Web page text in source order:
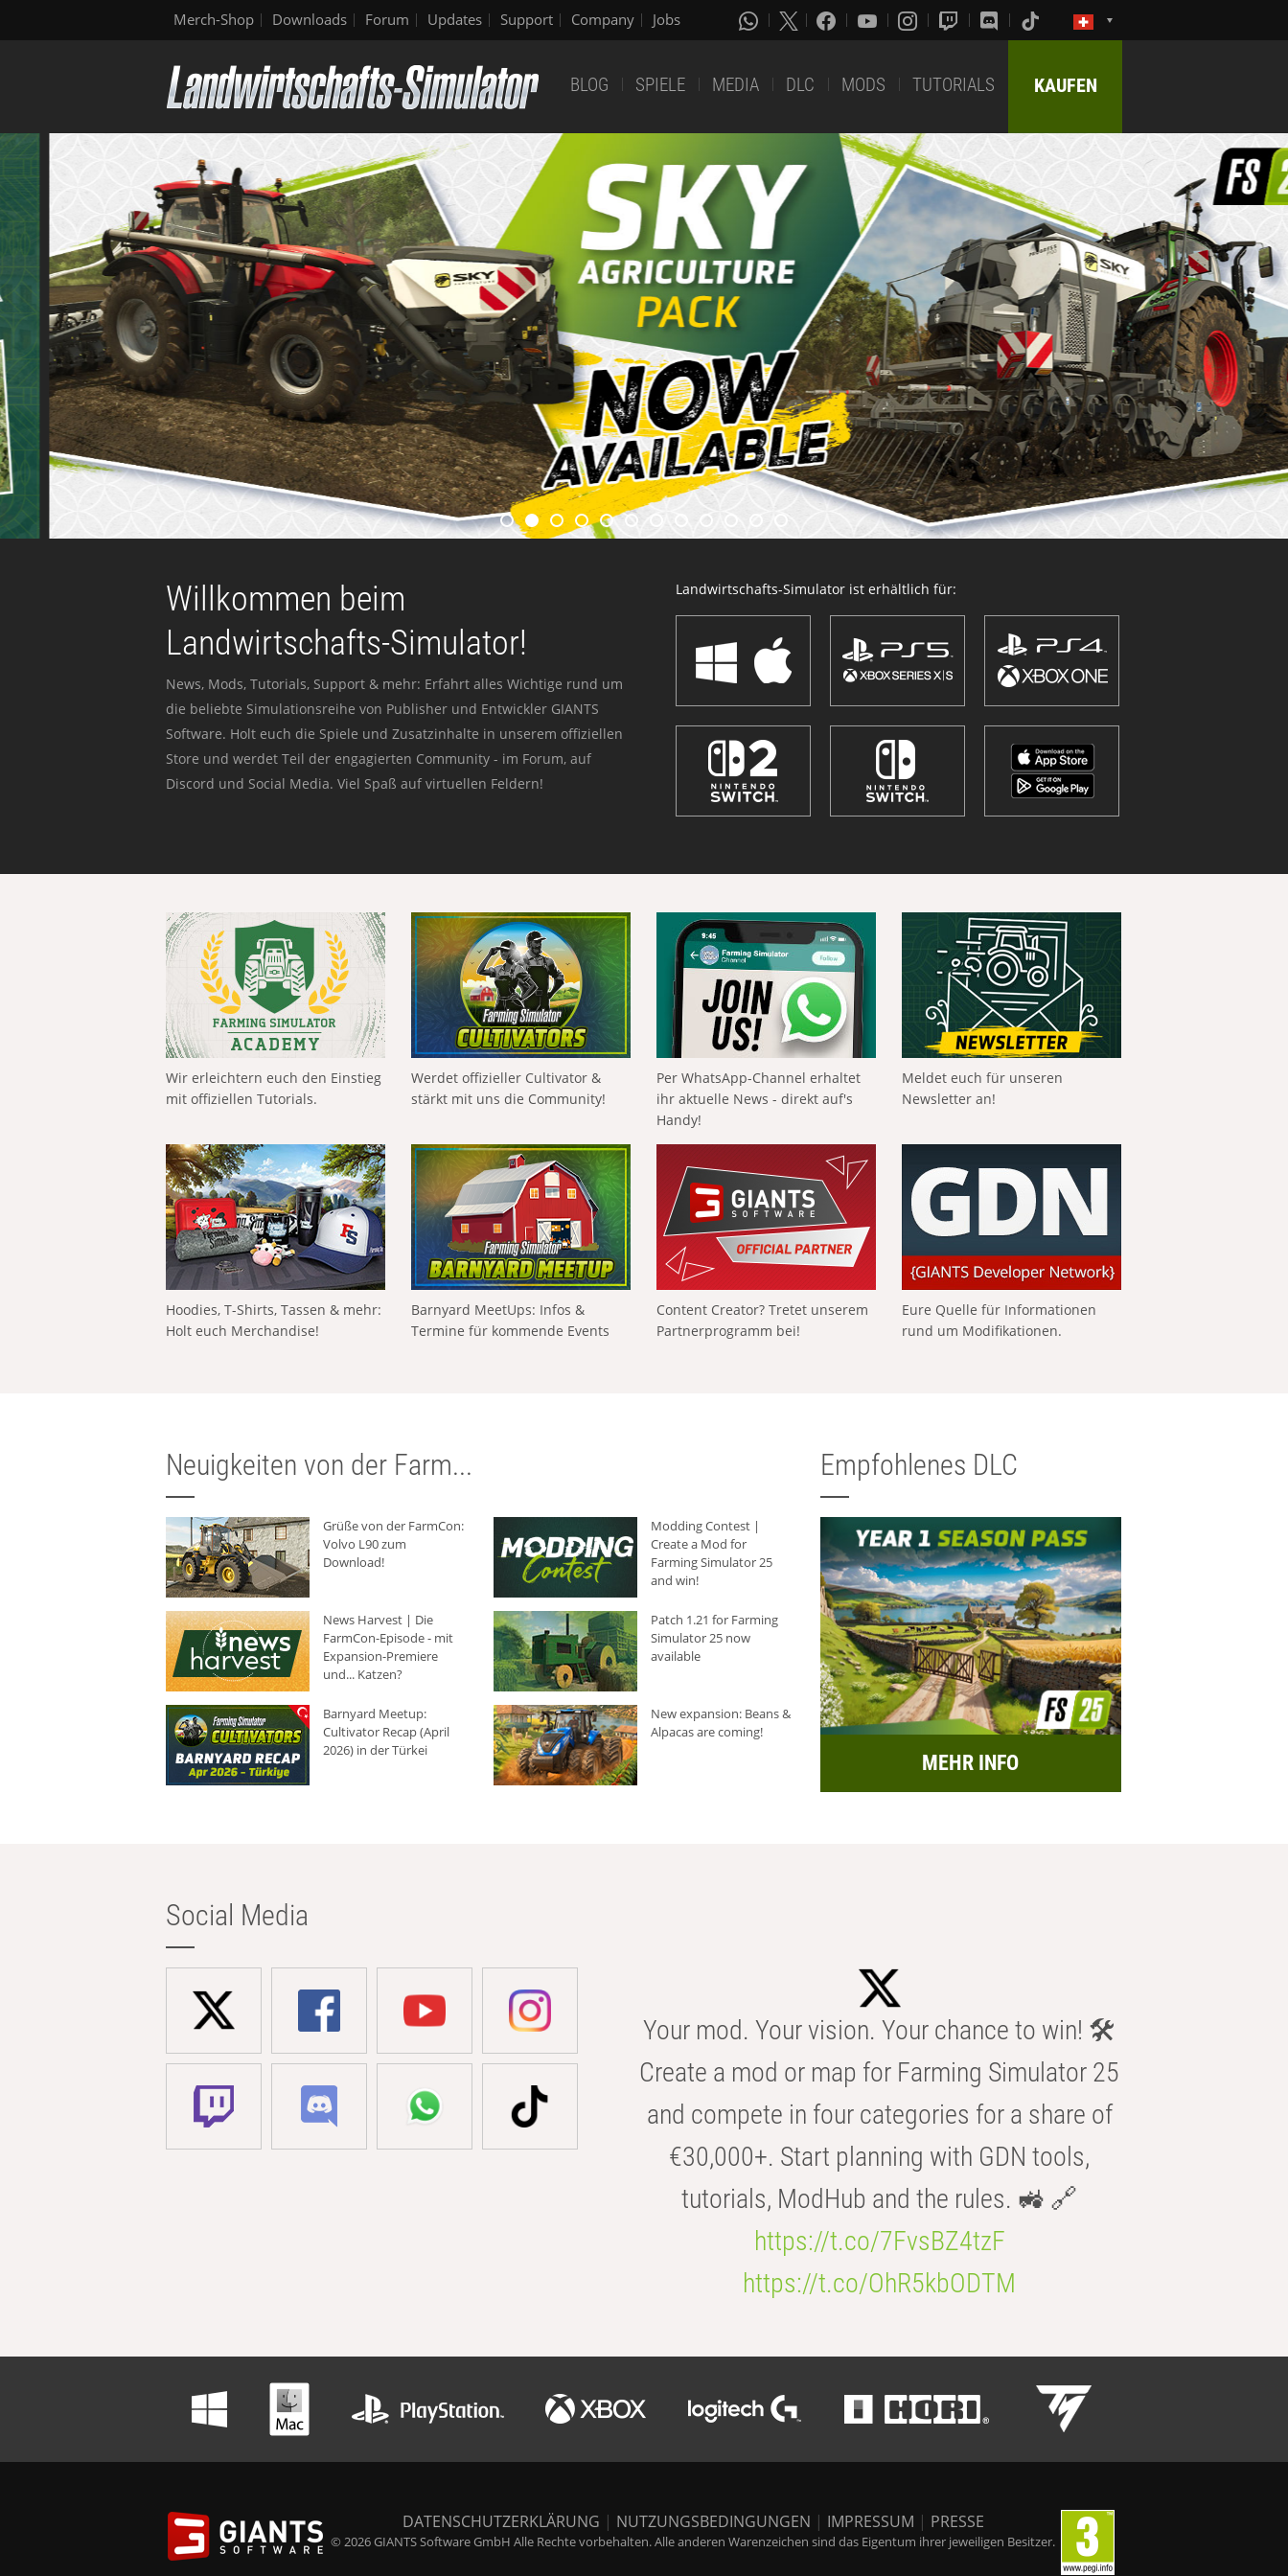
Merch-Shop Downloads Forum Updates Support Company Jobs
BLOG SPIELE MEDIA DLC MODS TUTORIALS KAUFEN
Willkommen beim
Landwirtschafts-Simulator!
News, Mods, Tutorials, Support & mehr: Erfahrt alles Wichtige rund um
die beliebte Simulationsreihe von Publisher und Entwickler GIANTS
Software. Holt euch die Spiele und Zusatzinhalte in unserem offiziellen
Store und werdet Teil der engagierten Community - im Forum, auf
Discord und Social Media. Viel Spaß auf virtuellen Feldern!
Landwirtschafts-Simulator ist erhältlich für:
Wir erleichtern euch den Einstieg
mit offiziellen Tutorials.
Werdet offizieller Cultivator &
stärkt mit uns die Community!
Per WhatsApp-Channel erhaltet
ihr aktuelle News - direkt auf's
Handy!
Meldet euch für unseren
Newsletter an!
Hoodies, T-Shirts, Tassen & mehr:
Holt euch Merchandise!
Barnyard MeetUps: Infos &
Termine für kommende Events
Content Creator? Tretet unserem
Partnerprogramm bei!
Eure Quelle für Informationen
rund um Modifikationen.
Neuigkeiten von der Farm...
Grüße von der FarmCon:
Volvo L90 zum
Download!
Modding Contest |
Create a Mod for
Farming Simulator 25
and win!
News Harvest | Die
FarmCon-Episode - mit
Expansion-Premiere
und... Katzen?
Patch 1.21 for Farming
Simulator 25 now
available
Barnyard Meetup:
Cultivator Recap (April
2026) in der Türkei
New expansion: Beans &
Alpacas are coming!
Empfohlenes DLC
MEHR INFO
Social Media
Your mod. Your vision. Your chance to win! 🛠️
Create a mod or map for Farming Simulator 25
and compete in four categories for a share of
€30,000+. Start planning with GDN tools,
tutorials, ModHub and the rules. 🚜 🔗
https://t.co/7FvsBZ4tzF
https://t.co/OhR5kbODTM
DATENSCHUTZERKLÄRUNG | NUTZUNGSBEDINGUNGEN | IMPRESSUM | PRESSE
© 2026 GIANTS Software GmbH Alle Rechte vorbehalten. Alle anderen Warenzeichen sind das Eigentum ihrer jeweiligen Besitzer.